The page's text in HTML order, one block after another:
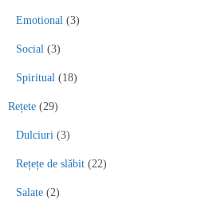
Emotional (3)
Social (3)
Spiritual (18)
Rețete (29)
Dulciuri (3)
Rețețe de slăbit (22)
Salate (2)